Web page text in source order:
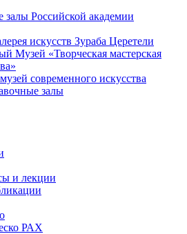
залы Российской академии
искусств Зураба Церетели
Музей «Творческая мастерская
современного искусства
залы
и лекции
РАХ